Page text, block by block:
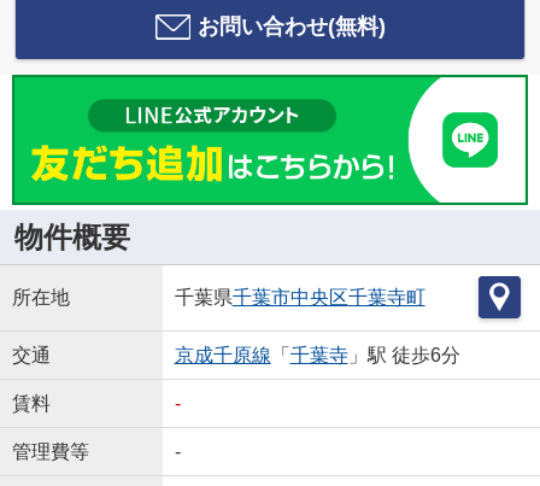
お問い合わせ(無料)
物件概要
所在地 千葉県千葉市中央区千葉寺町
交通 京成千原線 「 千葉寺」駅 徒歩6分
賃料 -
管理費等 -